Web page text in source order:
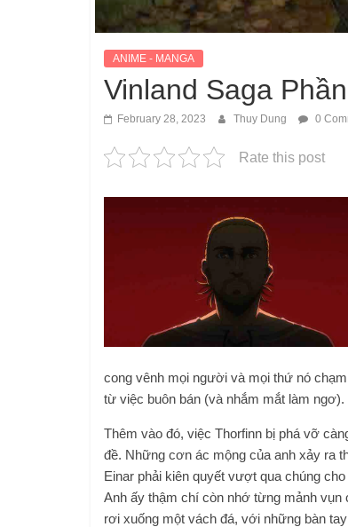
ANIME - MANGA
Vinland Saga
February 28, 2023 Thuy Dung 0
Rate this post
cong vênh mọi người và mọi thứ nó
từ việc buôn bán (và nhắm mắt làm ngơ).
Thêm vào đó, việc Thorfinn bị phá vỡ
đề. Những cơn ác mộng của anh xảy ra
Einar phải kiên quyết vượt qua chúng
Anh ấy thậm chí còn nhớ từng mảnh vụn
rơi xuống một vách đá, với những bàn